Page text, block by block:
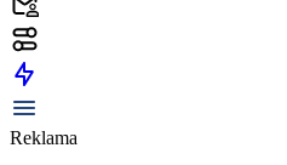
Reklama